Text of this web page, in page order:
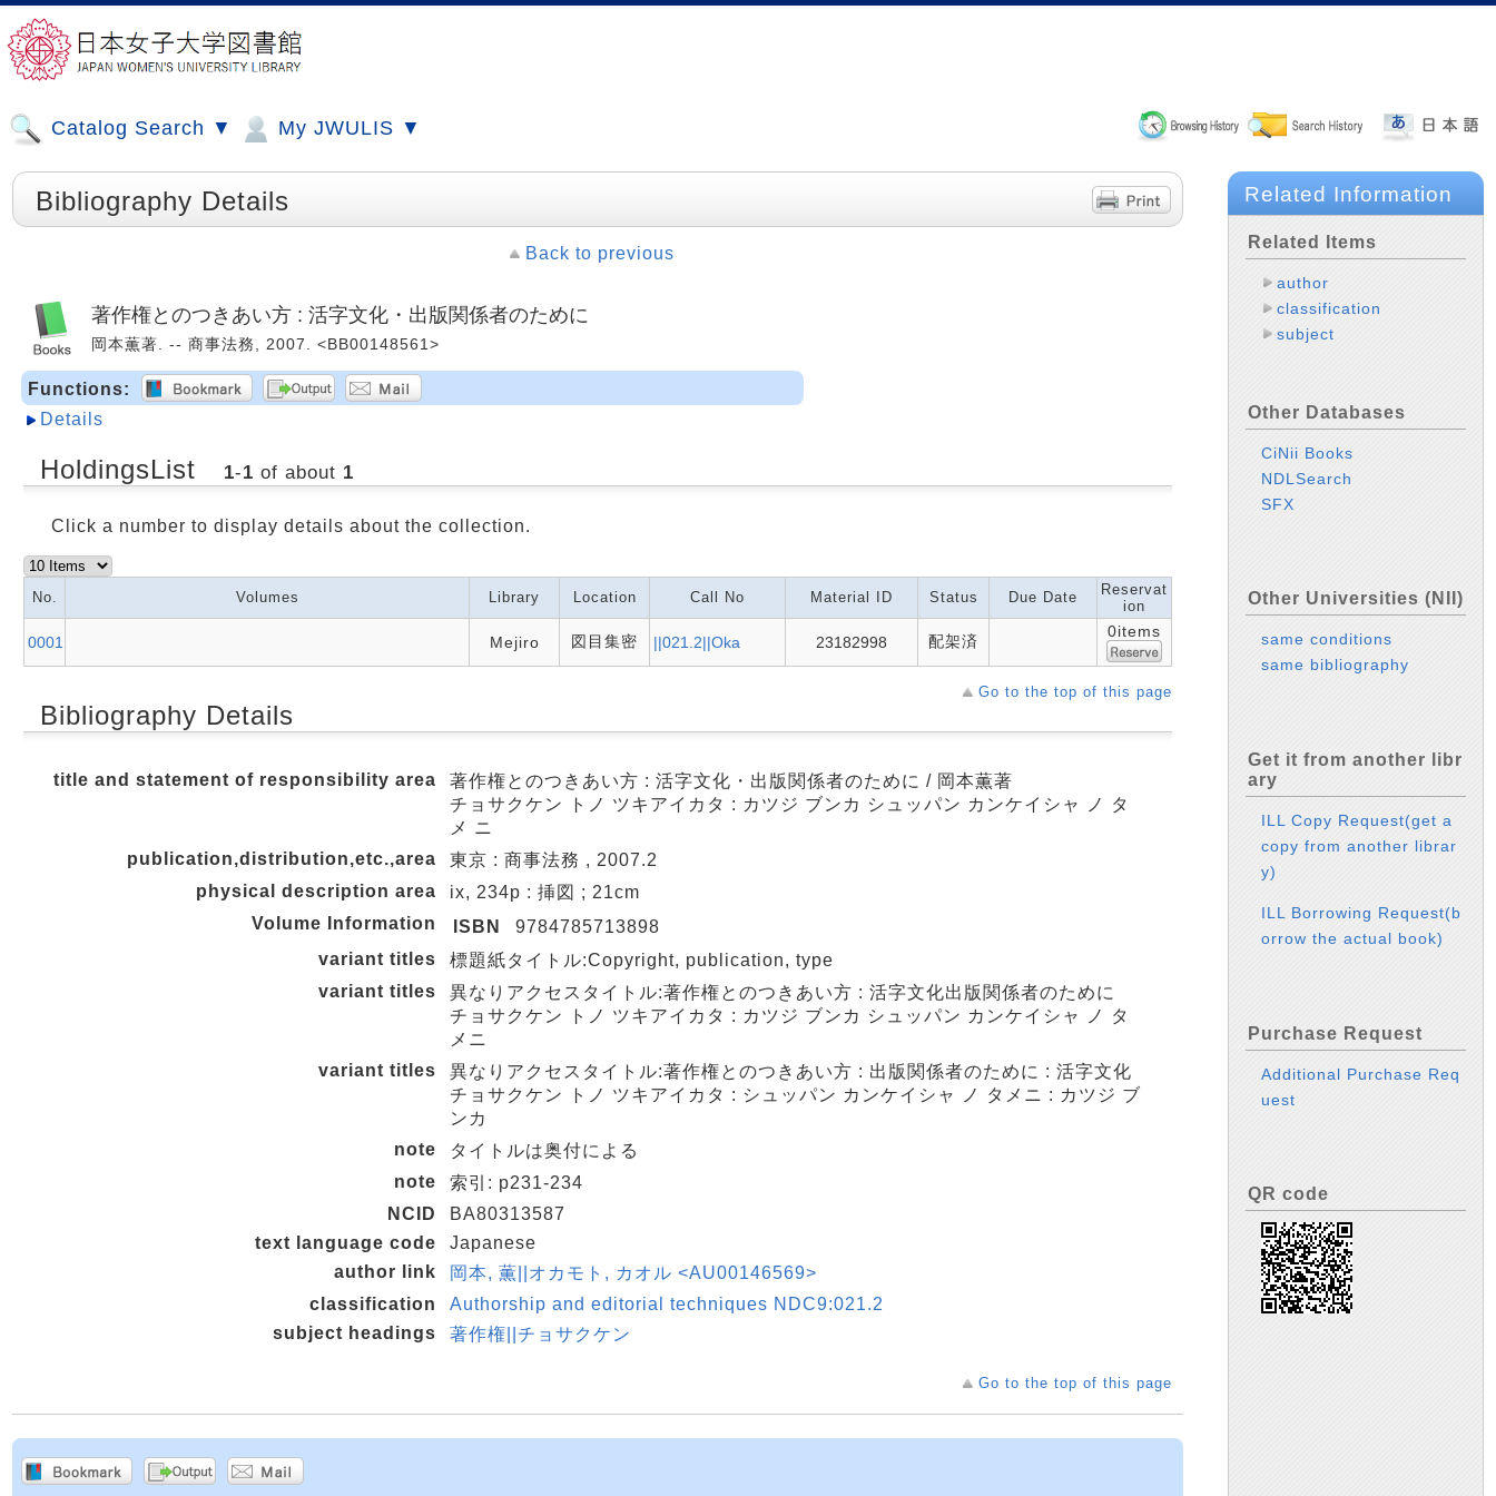
Catalog Search ▼ My JWULIS ▼
Bibliography Details
Back to previous
著作権とのつきあい方 : 活字文化・出版関係者のために
岡本薫著. -- 商事法務, 2007. <BB00148561>
Functions:
Details
HoldingsList 1-1 of about 1
Click a number to display details about the collection.
No. Volumes Library Location Call No Material ID Status Due Date
Reservat
ion
0001 Mejiro 図目集密 ||021.2||Oka 23182998 配架済
0items
Go to the top of this page
Bibliography Details
title and statement of responsibility area
著作権とのつきあい方 : 活字文化・出版関係者のために / 岡本薫著
チョサクケン トノ ツキアイカタ : カツジ ブンカ シュッパン カンケイシャ ノ タ
メ ニ
publication,distribution,etc.,area
東京 : 商事法務 , 2007.2
physical description area
ix, 234p : 挿図 ; 21cm
Volume Information
ISBN
9784785713898
variant titles
標題紙タイトル:Copyright, publication, type
variant titles
異なりアクセスタイトル:著作権とのつきあい方 : 活字文化出版関係者のために
チョサクケン トノ ツキアイカタ : カツジ ブンカ シュッパン カンケイシャ ノ タ
メニ
variant titles
異なりアクセスタイトル:著作権とのつきあい方 : 出版関係者のために : 活字文化
チョサクケン トノ ツキアイカタ : シュッパン カンケイシャ ノ タメニ : カツジ ブ
ンカ
note
タイトルは奥付による
note
索引: p231-234
NCID
BA80313587
text language code
Japanese
author link
岡本, 薫||オカモト, カオル <AU00146569>
classification
Authorship and editorial techniques NDC9:021.2
subject headings
著作権||チョサクケン
Go to the top of this page
Related Information
Related Items
author
classification
subject
Other Databases
CiNii Books
NDLSearch
SFX
Other Universities (NII)
same conditions
same bibliography
Get it from another libr
ary
ILL Copy Request(get a
copy from another librar
y)
ILL Borrowing Request(b
orrow the actual book)
Purchase Request
Additional Purchase Req
uest
QR code